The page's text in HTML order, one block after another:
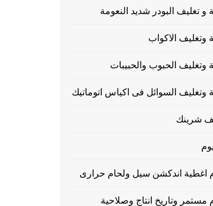
و تغليف البودر شديد النعومة
وتغليف الاكواب
وتغليف الحبوب والحبيبات
وتغليف السوائل فى اكياس اتوماتيك
شرينك
اغطية اندكشن سيل ولحام حرارى
مستمر وتاريخ انتاج وصلاحية